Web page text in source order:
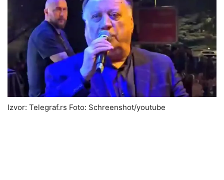
Izvor: Telegraf.rs Foto: Schreenshot/youtube